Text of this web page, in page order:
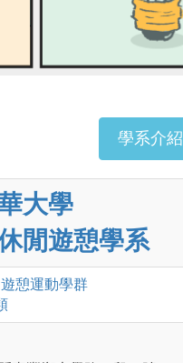
學系介紹
大學
閒遊憩學系
遊憩運動學群